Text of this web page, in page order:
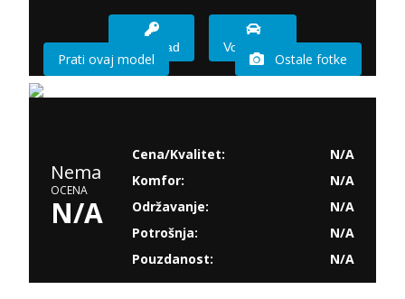
Imam sad Vozio sam
Prati ovaj model Ostale fotke
Nema
OCENA
N/A
Cena/Kvalitet:
N/A
Komfor:
N/A
Održavanje:
N/A
Potrošnja:
N/A
Pouzdanost:
N/A